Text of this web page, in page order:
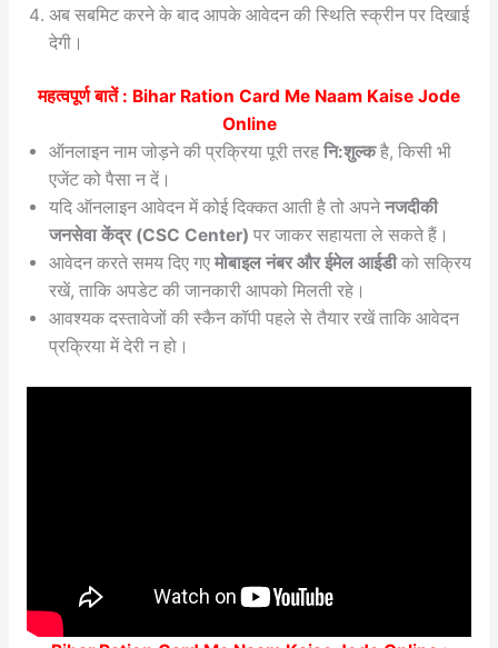
अब सबमिट करने के बाद आपके आवेदन की स्थिति स्क्रीन पर दिखाई
देगी।
महत्वपूर्ण बातें : Bihar Ration Card Me Naam Kaise Jode
Online
ऑनलाइन नाम जोड़ने की प्रक्रिया पूरी तरह नि:शुल्कहै, किसी भी
एजेंट को पैसा न दें।
यदि ऑनलाइन आवेदन में कोई दिक्कत आती है तो अपनेनजदीकी
जनसेवा केंद्र (CSC Center) पर जाकर सहायता ले सकते हैं।
आवेदन करते समय दिए गए मोबाइल नंबर और ईमेल आईडीको सक्रिय
रखें, ताकि अपडेट की जानकारी आपको मिलती रहे।
आवश्यक दस्तावेजों की स्कैन कॉपी पहले से तैयार रखें ताकि आवेदन
प्रक्रिया में देरी न हो।